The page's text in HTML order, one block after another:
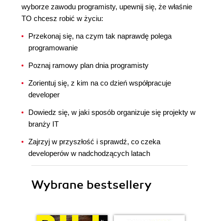
wyborze zawodu programisty, upewnij się, że właśnie
TO chcesz robić w życiu:
Przekonaj się, na czym tak naprawdę polega
programowanie
Poznaj ramowy plan dnia programisty
Zorientuj się, z kim na co dzień współpracuje
developer
Dowiedz się, w jaki sposób organizuje się projekty w
branży IT
Zajrzyj w przyszłość i sprawdź, co czeka
developerów w nadchodzących latach
Wybrane bestsellery